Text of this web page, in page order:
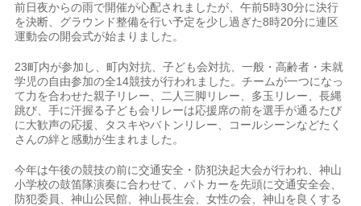
前日夜からの雨で開催が心配されましたが、午前5時30分に決行
を決断、グラウンド整備を行い予定を少し過ぎた8時20分に連区
運動会の開会式が始まりました。
23町内が参加し、町内対抗、子ども会対抗、一般・高齢者・未就
学児の自由参加の全14競技が行われました。チームが一つになっ
て力を合わせた親子リレー、二人三脚リレー、多玉リレー、長縄
跳び、手に汗握る子ども会リレーは応援席の前を選手が通るたび
に大歓声の応援、タスキやバトンリレー、コールシーンなどたく
さんの絆と感動が生まれました。
今年は午後の競技の前に交通安全・防犯決起大会が行われ、神山
小学校の鼓笛隊演奏に合わせて、パトカーを先頭に交通安全会、
防犯委員、神山公民館、神山長生会、女性の会、神山を良くする